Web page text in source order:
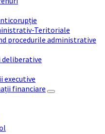
Teritoriale
procedurile administrative
executive
financiare